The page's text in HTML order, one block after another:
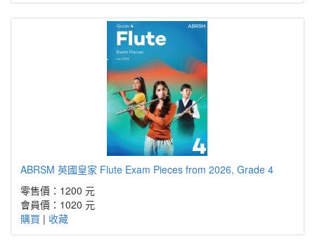
ABRSM 英國皇家 Flute Exam Pieces from 2026, Grade 4
零售價：1200 元
會員價：1020 元
購買 | 收藏